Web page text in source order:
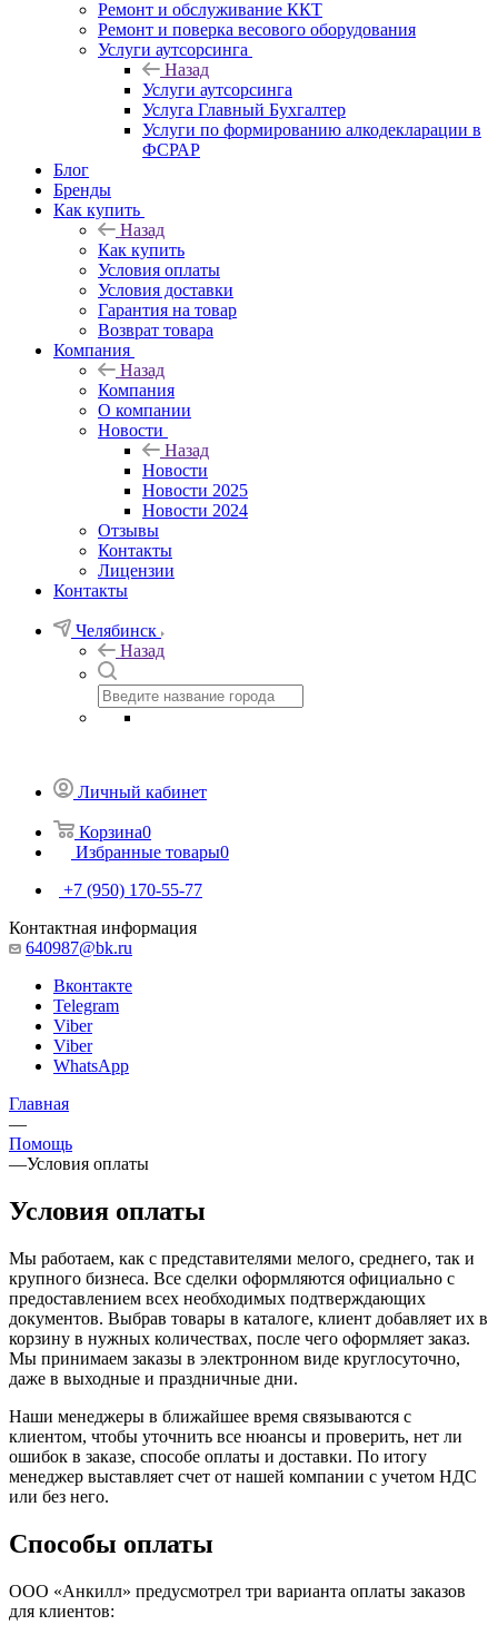
Ремонт и обслуживание ККТ
Ремонт и поверка весового оборудования
Услуги аутсорсинга
Назад
Услуги аутсорсинга
Услуга Главный Бухгалтер
Услуги по формированию алкодекларации в
ФСРАР
Блог
Бренды
Как купить
Назад
Как купить
Условия оплаты
Условия доставки
Гарантия на товар
Возврат товара
Компания
Назад
Компания
О компании
Новости
Назад
Новости
Новости 2025
Новости 2024
Отзывы
Контакты
Лицензии
Контакты
Челябинск
Назад
Личный кабинет
Корзина0
Избранные товары0
+7 (950) 170-55-77
Контактная информация
640987@bk.ru
Вконтакте
Telegram
Viber
Viber
WhatsApp
Главная
—
Помощь
—Условия оплаты
Условия оплаты
Мы работаем, как с представителями мелого, среднего, так и
крупного бизнеса. Все сделки оформляются официально с
предоставлением всех необходимых подтверждающих
документов. Выбрав товары в каталоге, клиент добавляет их в
корзину в нужных количествах, после чего оформляет заказ.
Мы принимаем заказы в электронном виде круглосуточно,
даже в выходные и праздничные дни.
Наши менеджеры в ближайшее время связываются с
клиентом, чтобы уточнить все нюансы и проверить, нет ли
ошибок в заказе, способе оплаты и доставки. По итогу
менеджер выставляет счет от нашей компании с учетом НДС
или без него.
Способы оплаты
ООО «Анкилл» предусмотрел три варианта оплаты заказов
для клиентов: